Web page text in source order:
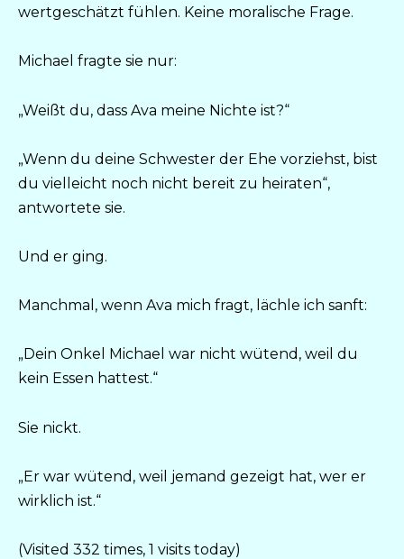
wertgeschätzt fühlen. Keine moralische Frage.
Michael fragte sie nur:
„Weißt du, dass Ava meine Nichte ist?“
„Wenn du deine Schwester der Ehe vorziehst, bist
du vielleicht noch nicht bereit zu heiraten“,
antwortete sie.
Und er ging.
Manchmal, wenn Ava mich fragt, lächle ich sanft:
„Dein Onkel Michael war nicht wütend, weil du
kein Essen hattest.“
Sie nickt.
„Er war wütend, weil jemand gezeigt hat, wer er
wirklich ist.“
(Visited 332 times, 1 visits today)